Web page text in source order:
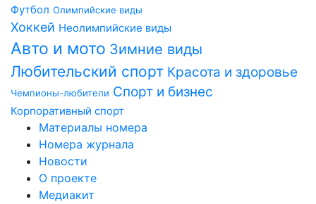
Футбол Олимпийские виды
Хоккей Неолимпийские виды
Авто и мото Зимние виды
Любительский спорт Красота и здоровье
Чемпионы-любители Спорт и бизнес
Корпоративный спорт
Материалы номера
Номера журнала
Новости
О проекте
Медиакит